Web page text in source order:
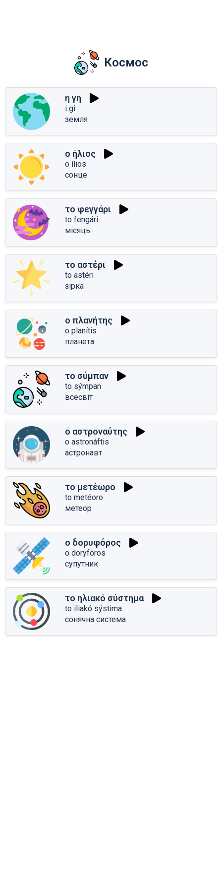
Космос
η γη
i gi
земля
ο ήλιος
o ílios
сонце
το φεγγάρι
to fengári
місяць
το αστέρι
to astéri
зірка
ο πλανήτης
o planítis
планета
το σύμπαν
to sýmpan
всесвіт
ο αστροναύτης
o astronáftis
астронавт
το μετέωρο
to metéoro
метеор
ο δορυφόρος
o doryfóros
супутник
το ηλιακό σύστημα
to iliakó sýstima
сонячна система